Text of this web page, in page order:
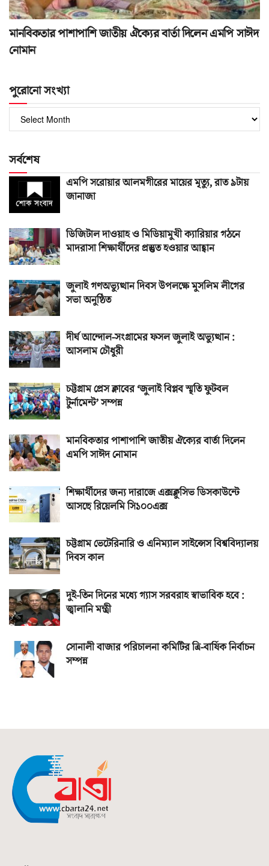
মানবিকতার পাশাপাশি জাতীয় ঐক্যের বার্তা দিলেন এমপি সাঈদ
নোমান
পুরোনো সংখ্যা
পুরোনো
সংখ্যা
সর্বশেষ
এমপি সরোয়ার আলমগীরের মায়ের মৃত্যু, রাত ৯টায়
জানাজা
ডিজিটাল দাওয়াহ ও মিডিয়ামুখী ক্যারিয়ার গঠনে
মাদরাসা শিক্ষার্থীদের প্রস্তুত হওয়ার আহ্বান
জুলাই গণঅভ্যুত্থান দিবস উপলক্ষে মুসলিম লীগের
সভা অনুষ্ঠিত
দীর্ঘ আন্দোল-সংগ্রামের ফসল জুলাই অভ্যুত্থান :
আসলাম চৌধুরী
চট্টগ্রাম প্রেস ক্লাবের ‘জুলাই বিপ্লব স্মৃতি ফুটবল
টুর্নামেন্ট’ সম্পন্ন
মানবিকতার পাশাপাশি জাতীয় ঐক্যের বার্তা দিলেন
এমপি সাঈদ নোমান
শিক্ষার্থীদের জন্য দারাজে এক্সক্লুসিভ ডিসকাউন্টে
আসছে রিয়েলমি সি১০০এক্স
চট্টগ্রাম ভেটেরিনারি ও এনিম্যাল সাইন্সেস বিশ্ববিদ্যালয়
দিবস কাল
দুই-তিন দিনের মধ্যে গ্যাস সরবরাহ স্বাভাবিক হবে :
জ্বালানি মন্ত্রী
সোনালী বাজার পরিচালনা কমিটির ত্রি-বার্ষিক নির্বাচন
সম্পন্ন